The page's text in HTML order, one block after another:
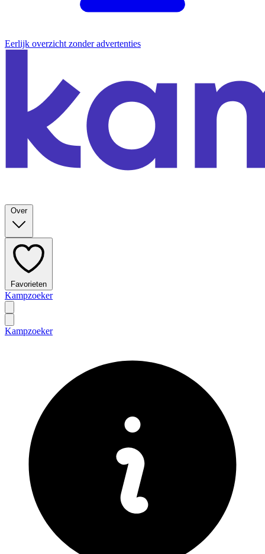
Eerlijk overzicht zonder advertenties
Over
Favorieten
Kampzoeker
Kampzoeker